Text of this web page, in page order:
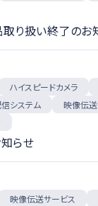
ミナー
リース
載
ビス
り扱い終了のお
ハイスピードカメラ
システム 映像伝
らせ
映像伝送サービス